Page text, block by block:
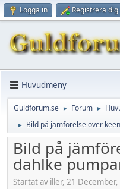
Logga in Registrera dig
Huvudmeny
Guldforum.se ► Forum ►
► Bild på jämförelse över
Bild på
dahlke
Startat av iller, 21